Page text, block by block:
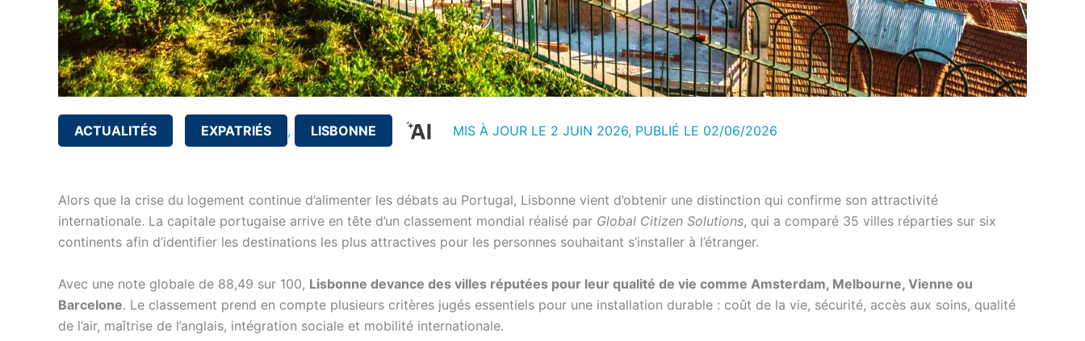
ACTUALITÉS EXPATRIÉS , LISBONNE MIS À JOUR LE 2 JUIN 2026, PUBLIÉ LE 02/06/2026
Alors que la crise du logement continue d’alimenter les débats au Portugal, Lisbonne vient d’obtenir une distinction qui confirme son attractivité
internationale. La capitale portugaise arrive en tête d’un classement mondial réalisé par Global Citizen Solutions, qui a comparé 35 villes réparties sur six
continents afin d’identifier les destinations les plus attractives pour les personnes souhaitant s’installer à l’étranger.
Avec une note globale de 88,49 sur 100, Lisbonne devance des villes réputées pour leur qualité de vie comme Amsterdam, Melbourne, Vienne ou
Barcelone. Le classement prend en compte plusieurs critères jugés essentiels pour une installation durable : coût de la vie, sécurité, accès aux soins, qualité
de l’air, maîtrise de l’anglais, intégration sociale et mobilité internationale.